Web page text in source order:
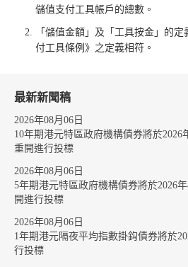
儲值支付工具帳戶的總數。
「儲值金額」及「工具按金」的
付工具條例》之定義相符。
最新新聞稿
2026年08月06日
10年期港元特區政府機構債券將於2026
重開進行投標
2026年08月06日
5年期港元特區政府機構債券將於2026
開進行投標
2026年08月06日
1年期港元隔夜平均指數掛鈎債券將於
行投標